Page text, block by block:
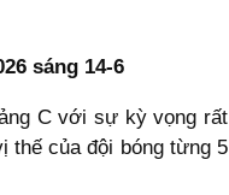
sáng 14-6
C với sự kỳ vọng rất
thế của đội bóng từng 5